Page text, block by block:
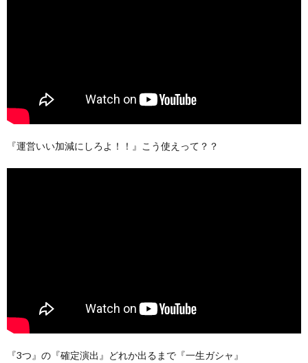
『運営いい加減にしろよ！！』こう使えって？？
『3つ』の『確定演出』どれか出るまで『一生ガシャ』